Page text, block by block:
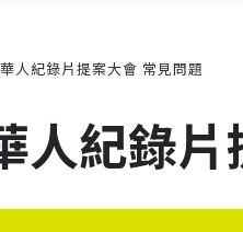
人紀錄片提案大會 常見問題
人紀錄